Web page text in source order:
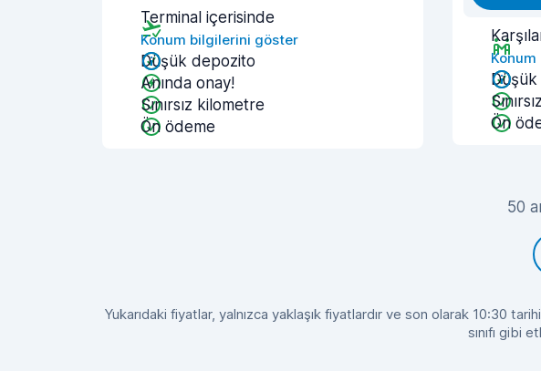
Terminal içerisinde
Konum bilgilerini göster
Düşük depozito
Anında onay!
Sınırsız kilometre
Ön ödeme
Ön
50
Yukarıdaki fiyatlar, yalnızca yaklaşık fiyatlardır ve son olarak 10:30
sınıfı gibi